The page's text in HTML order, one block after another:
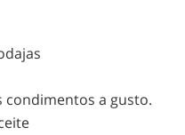
condimentos a gusto.